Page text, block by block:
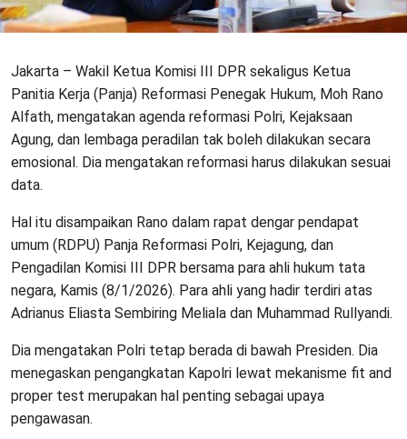
Jakarta – Wakil Ketua Komisi III DPR sekaligus Ketua
Panitia Kerja (Panja) Reformasi Penegak Hukum, Moh Rano
Alfath, mengatakan agenda reformasi Polri, Kejaksaan
Agung, dan lembaga peradilan tak boleh dilakukan secara
emosional. Dia mengatakan reformasi harus dilakukan sesuai
data.
Hal itu disampaikan Rano dalam rapat dengar pendapat
umum (RDPU) Panja Reformasi Polri, Kejagung, dan
Pengadilan Komisi III DPR bersama para ahli hukum tata
negara, Kamis (8/1/2026). Para ahli yang hadir terdiri atas
Adrianus Eliasta Sembiring Meliala dan Muhammad Rullyandi.
Dia mengatakan Polri tetap berada di bawah Presiden. Dia
menegaskan pengangkatan Kapolri lewat mekanisme fit and
proper test merupakan hal penting sebagai upaya
pengawasan.